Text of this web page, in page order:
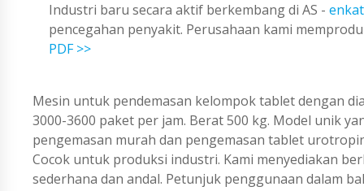
Industri baru secara aktif berkembang di AS -
pencegahan penyakit. Perusahaan kami
PDF >>
Mesin untuk pendemasan kelompok tablet dengan
3000-3600 paket per jam. Berat 500 kg. Model unik
pengemasan murah dan pengemasan tablet
Cocok untuk produksi industri. Kami menyediakan
sederhana dan andal. Petunjuk penggunaan dalam